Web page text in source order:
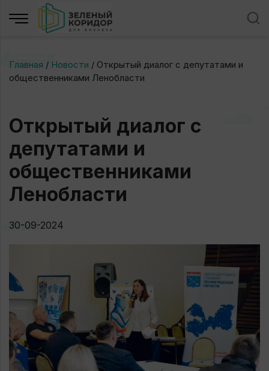
Главная / Новости / ​Открытый диалог с депутатами и
общественниками Ленобласти
​Открытый диалог с
депутатами и
общественниками
Ленобласти
30-09-2024